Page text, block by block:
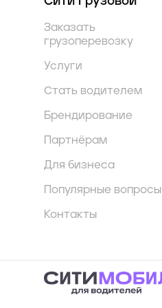
Заказать
грузоперевозку
Услуги
Стать водителем
Брендирование
Партнёрам
Для бизнеса
Популярные вопросы
Контакты